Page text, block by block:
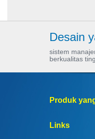
Desain
sistem
berkualitas
Produk
Links